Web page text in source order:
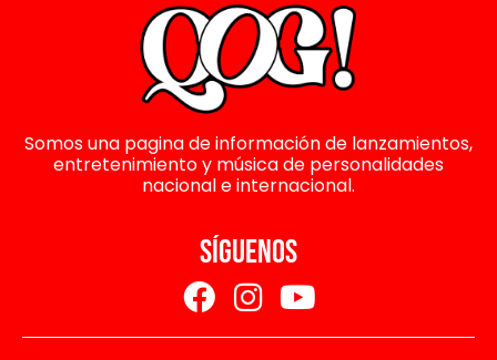
Somos una pagina de información de lanzamientos,
entretenimiento y música de personalidades
nacional e internacional.
SÍGUENOS